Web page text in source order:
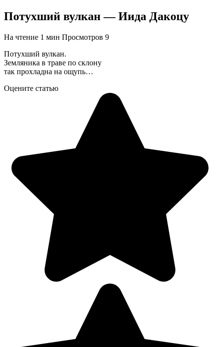
Потухший вулкан — Иида Дакоцу
На чтение 1 мин Просмотров 9
Потухший вулкан.
Земляника в траве по склону
так прохладна на ощупь…
Оцените статью